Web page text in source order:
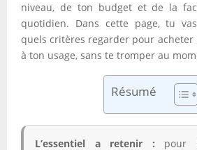
niveau, de ton budget et de la
quotidien. Dans cette page, tu
quels critères regarder pour acheter
à ton usage, sans te tromper au
Résumé
L’essentiel a retenir : pour